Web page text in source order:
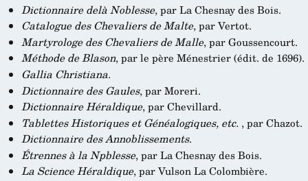
Dictionnaire delà Noblesse, par La Chesnay des Bois.
Catalogue des Chevaliers de Malte, par Vertot.
Martyrologe des Chevaliers de Malle, par Goussencourt.
Méthode de Blason, par le père Ménestrier (édit. de 1696).
Gallia Christiana.
Dictionnaire des Gaules, par Moreri.
Dictionnaire Héraldique, par Chevillard.
Tablettes Historiques et Généalogiques, etc. , par Chazot.
Dictionnaire des Annoblissements.
Étrennes à la Npblesse, par La Chesnay des Bois.
La Science Héraldique, par Vulson La Colombière.